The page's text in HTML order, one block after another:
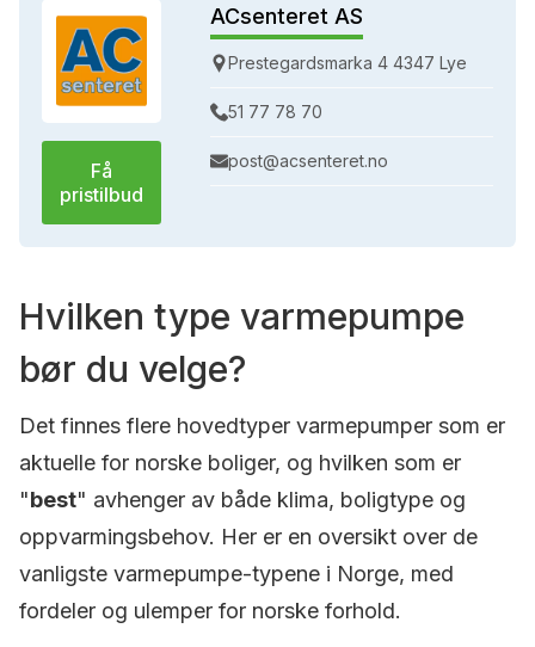
Få
pristilbud
ACsenteret AS
Prestegardsmarka 4 4347 Lye
51 77 78 70
post@acsenteret.no
Hvilken type varmepumpe
bør du velge?
Det finnes flere hovedtyper varmepumper som er
aktuelle for norske boliger, og hvilken som er
"best" avhenger av både klima, boligtype og
oppvarmingsbehov. Her er en oversikt over de
vanligste varmepumpe-typene i Norge, med
fordeler og ulemper for norske forhold.